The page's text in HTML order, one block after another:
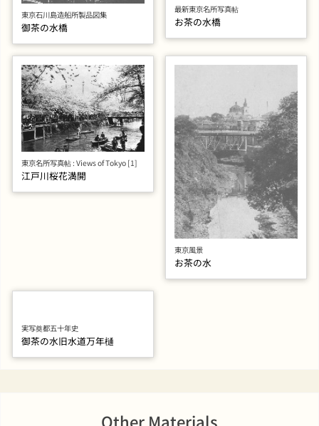
東京石川島造船所製品図集
御茶の水橋
最新東京名所写真帖
お茶の水橋
東京名所写真帖 : Views of Tokyo [1]
江戸川桜花満開
東京風景
お茶の水
実写奠都五十年史
御茶の水旧水道万年樋
Other Materials